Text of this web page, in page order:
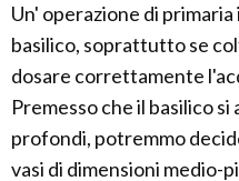
Un' operazione di
basilico, soprattutto se
dosare correttamente
Premesso che il basilico
profondi, potremmo
vasi di dimensioni medio-